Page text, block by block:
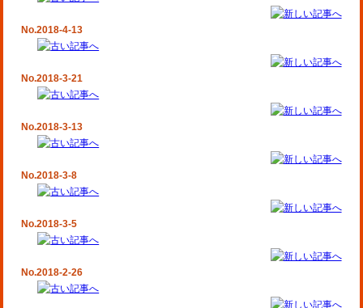
No.2018-4-13
No.2018-3-21
No.2018-3-13
No.2018-3-8
No.2018-3-5
No.2018-2-26